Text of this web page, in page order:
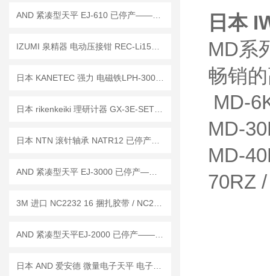
日本
MD系
畅销
MD-
MD-
MD-
70RZ